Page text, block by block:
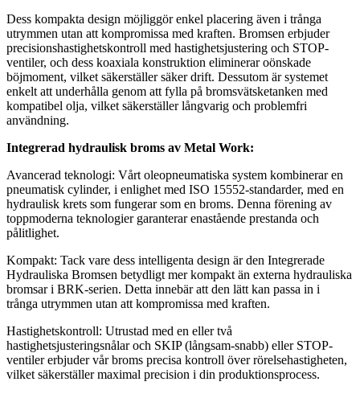
Dess kompakta design möjliggör enkel placering även i trånga
utrymmen utan att kompromissa med kraften. Bromsen erbjuder
precisionshastighetskontroll med hastighetsjustering och STOP-
ventiler, och dess koaxiala konstruktion eliminerar oönskade
böjmoment, vilket säkerställer säker drift. Dessutom är systemet
enkelt att underhålla genom att fylla på bromsvätsketanken med
kompatibel olja, vilket säkerställer långvarig och problemfri
användning.
Integrerad hydraulisk broms av Metal Work:
Avancerad teknologi: Vårt oleopneumatiska system kombinerar en
pneumatisk cylinder, i enlighet med ISO 15552-standarder, med en
hydraulisk krets som fungerar som en broms. Denna förening av
toppmoderna teknologier garanterar enastående prestanda och
pålitlighet.
Kompakt: Tack vare dess intelligenta design är den Integrerade
Hydrauliska Bromsen betydligt mer kompakt än externa hydrauliska
bromsar i BRK-serien. Detta innebär att den lätt kan passa in i
trånga utrymmen utan att kompromissa med kraften.
Hastighetskontroll: Utrustad med en eller två
hastighetsjusteringsnålar och SKIP (långsam-snabb) eller STOP-
ventiler erbjuder vår broms precisa kontroll över rörelsehastigheten,
vilket säkerställer maximal precision i din produktionsprocess.